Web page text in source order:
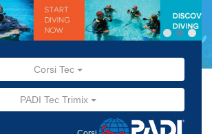
Corsi Tec
PADI Tec Trimix